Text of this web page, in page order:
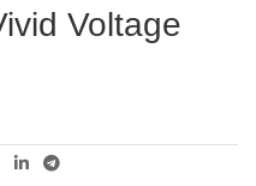
Voltage